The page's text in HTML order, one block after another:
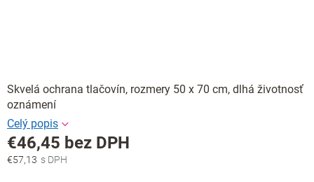
Skvelá ochrana tlačovín, rozmery 50 x 70 cm, dlhá životnosť
oznámení
€57,13
€46,45 bez DPH
Jednotková